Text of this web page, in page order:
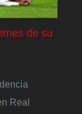
de su
Real